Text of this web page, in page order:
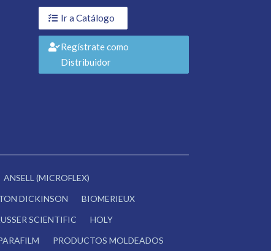
Ir a Catálogo
Regístrate como
Distribuidor
ANSELL (MICROFLEX)
DICKINSON
BIOMERIEUX
SCIENTIFIC
HOLY
PRODUCTOS MOLDEADOS